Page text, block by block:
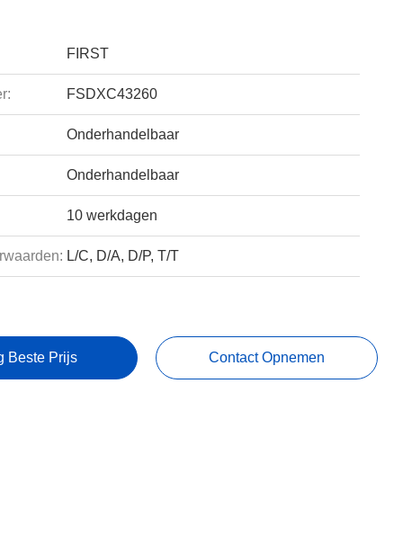
FIRST
FSDXC43260
Onderhandelbaar
Onderhandelbaar
10 werkdagen
L/C, D/A, D/P, T/T
Beste Prijs Contact Opnemen